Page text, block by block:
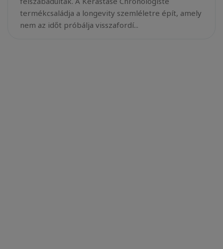
termékcsaládja a longevity szemléletre épít, amely
nem az időt próbálja visszafordí...